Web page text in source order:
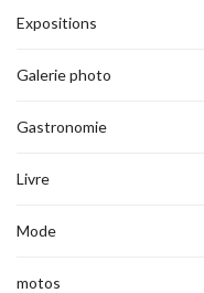
Expositions
Galerie photo
Gastronomie
Livre
Mode
motos